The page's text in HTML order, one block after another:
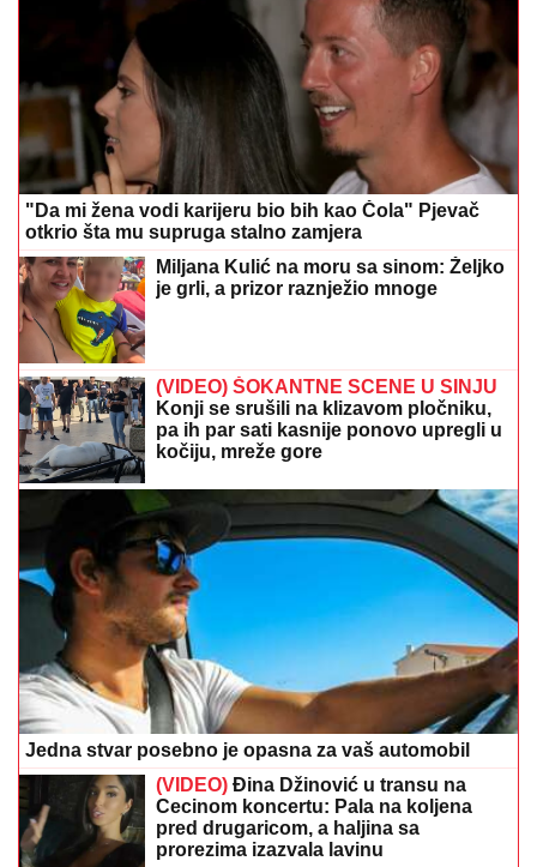
(VIDEO) ŠOKANTNE SCENE U SINJU
Konji se srušili na klizavom pločniku,
pa ih par sati kasnije ponovo upregli u
kočiju, mreže gore
Jedna stvar posebno je opasna za vaš automobil
Cecinom koncertu: Pala na koljena
pred drugaricom, a haljina sa
prorezima izazvala lavinu
Vrućine su posebno opasne za
najmlađe: Kako da prepoznate
znakove pregrijavanja kod djece